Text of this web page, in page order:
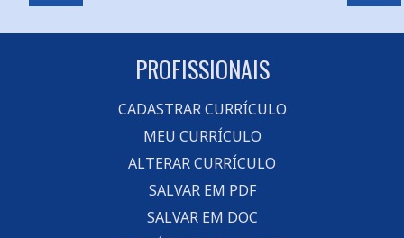
PROFISSIONAIS
CADASTRAR CURRÍCULO
MEU CURRÍCULO
ALTERAR CURRÍCULO
SALVAR EM PDF
SALVAR EM DOC